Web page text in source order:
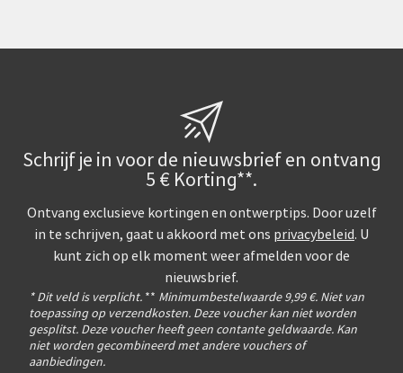
Schrijf je in voor de nieuwsbrief en ontvang
5 € Korting**.
Ontvang exclusieve kortingen en ontwerptips. Door uzelf
in te schrijven, gaat u akkoord met ons privacybeleid. U
kunt zich op elk moment weer afmelden voor de
nieuwsbrief.
* Dit veld is verplicht. ** Minimumbestelwaarde 9,99 €. Niet van
toepassing op verzendkosten. Deze voucher kan niet worden
gesplitst. Deze voucher heeft geen contante geldwaarde. Kan
niet worden gecombineerd met andere vouchers of
aanbiedingen.